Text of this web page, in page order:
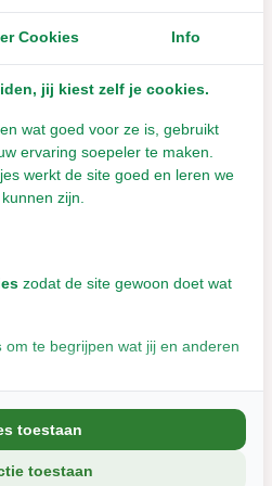
bij huisdieren zonder toezicht.
niet gebruiken. Niet geschikt voor
Delen
Cookies Info
jij kiest zelf je cookies.
wat goed voor ze is, gebruikt
ervaring soepeler te maken.
werkt de site goed en leren we
zijn.
zodat de site gewoon doet wat
om te begrijpen wat jij en anderen
jou relevante informatie en
partners (zoals social media en
toestaan
toestaan